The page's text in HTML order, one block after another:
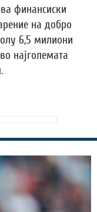
финансиски
на добро
6,5 милиони
најголемата